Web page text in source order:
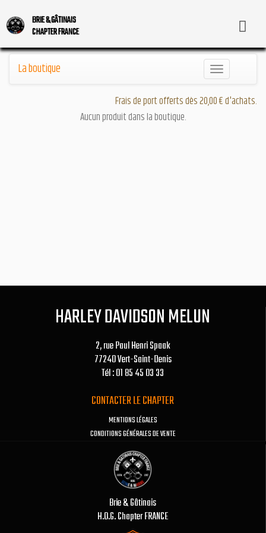
BRIE & GÂTINAIS
CHAPTER FRANCE
Toggle
navigation
La boutique
Frais de port offerts dès 20,00 € d'achats.
Aucun produit dans la boutique.
HARLEY DAVIDSON MELUN
2, rue Paul Henri Spaak
77240 Vert-Saint-Denis
Tél : 01 85 45 03 33
CONTACTER LE CHAPTER
MENTIONS LÉGALES
CONDITIONS GÉNÉRALES DE VENTE
Brie & Gâtinais
H.O.G. Chapter FRANCE